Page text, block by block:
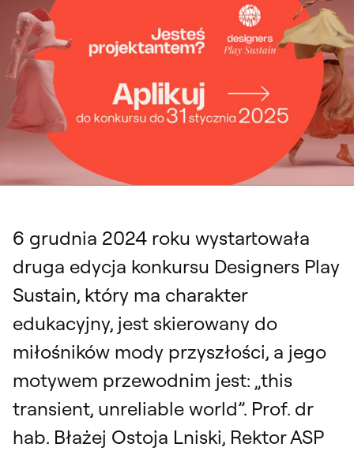
Designers Play Sustain 2025. Konkurs dla miłośników mody przyszłości
6 grudnia 2024 roku wystartowała
druga edycja konkursu Designers Play
Sustain, który ma charakter
edukacyjny, jest skierowany do
miłośników mody przyszłości, a jego
motywem przewodnim jest: „this
transient, unreliable world”. Prof. dr
hab. Błażej Ostoja Lniski, Rektor ASP